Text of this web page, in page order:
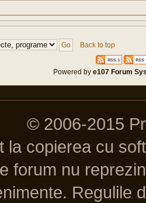
Back to top
Powered bye107 Forum
© 2006-2015
la copierea cu
forum nu
Regulile